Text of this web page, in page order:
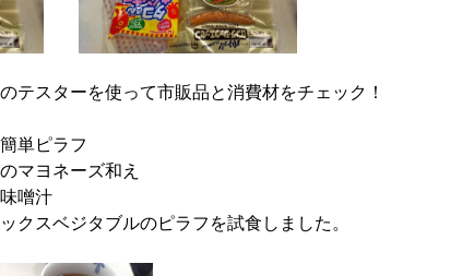
テスターを使って市販品と消費材をチェック！
単ピラフ
マヨネーズ和え
噌汁
クスベジタブルのピラフを試食しました。